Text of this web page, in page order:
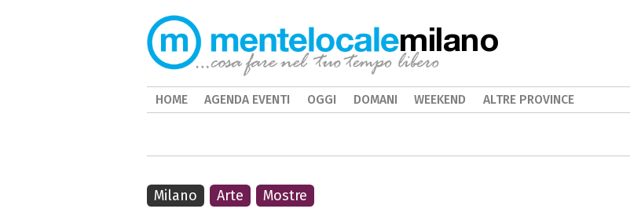
Milano Arte Mostre
milano
HOME AGENDA EVENTI OGGI DOMANI WEEKEND ALTRE PROVINCE